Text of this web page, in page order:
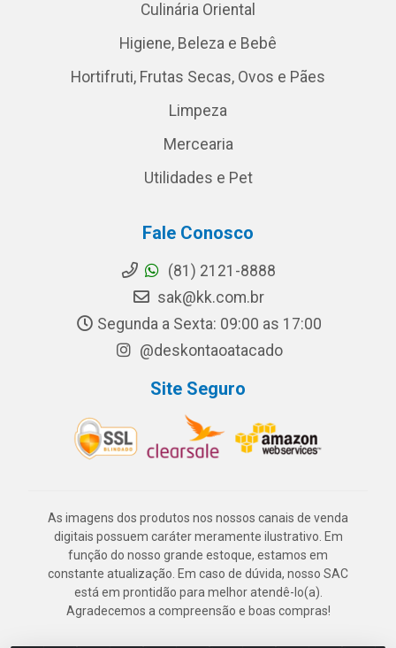
Culinária Oriental
Higiene, Beleza e Bebê
Hortifruti, Frutas Secas, Ovos e Pães
Limpeza
Mercearia
Utilidades e Pet
Fale Conosco
(81) 2121-8888
sak@kk.com.br
Segunda a Sexta: 09:00 as 17:00
@deskontaoatacado
Site Seguro
As imagens dos produtos nos nossos canais de venda
digitais possuem caráter meramente ilustrativo. Em
função do nosso grande estoque, estamos em
constante atualização. Em caso de dúvida, nosso SAC
está em prontidão para melhor atendê-lo(a).
Agradecemos a compreensão e boas compras!